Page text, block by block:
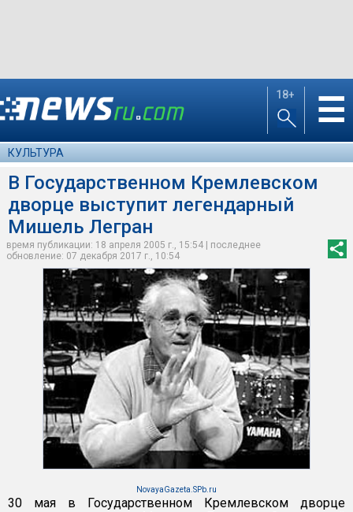
18+ ☰
КУЛЬТУРА
В Государственном Кремлевском
дворце выступит легендарный
Мишель Легран
время публикации: 18 апреля 2005 г., 15:54 | последнее
обновление: 07 декабря 2017 г., 10:54
NovayaGazeta.SPb.ru
30 мая в Государственном Кремлевском дворце